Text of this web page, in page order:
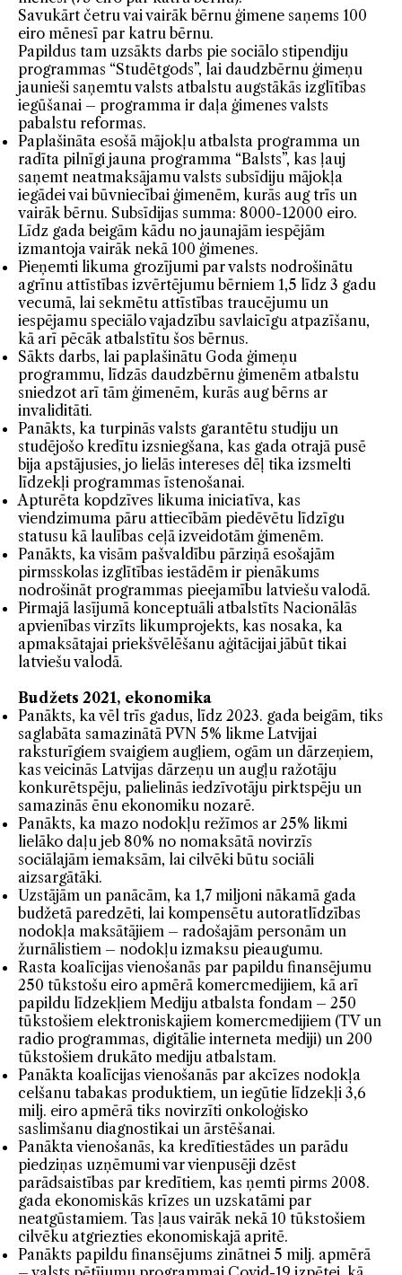
Savukārt četru vai vairāk bērnu ģimene saņems 100
eiro mēnesī par katru bērnu.
Papildus tam uzsākts darbs pie sociālo stipendiju
programmas “Studētgods”, lai daudzbērnu ģimeņu
jaunieši saņemtu valsts atbalstu augstākās izglītības
iegūšanai – programma ir daļa ģimenes valsts
pabalstu reformas.
Paplašināta esošā mājokļu atbalsta programma un
radīta pilnīgi jauna programma “Balsts”, kas ļauj
saņemt neatmaksājamu valsts subsīdiju mājokļa
iegādei vai būvniecībai ģimenēm, kurās aug trīs un
vairāk bērnu. Subsīdijas summa: 8000-12000 eiro.
Līdz gada beigām kādu no jaunajām iespējām
izmantoja vairāk nekā 100 ģimenes.
Pieņemti likuma grozījumi par valsts nodrošinātu
agrīnu attīstības izvērtējumu bērniem 1,5 līdz 3 gadu
vecumā, lai sekmētu attīstības traucējumu un
iespējamu speciālo vajadzību savlaicīgu atpazīšanu,
kā arī pēcāk atbalstītu šos bērnus.
Sākts darbs, lai paplašinātu Goda ģimeņu
programmu, līdzās daudzbērnu ģimenēm atbalstu
sniedzot arī tām ģimenēm, kurās aug bērns ar
invaliditāti.
Panākts, ka turpinās valsts garantētu studiju un
studējošo kredītu izsniegšana, kas gada otrajā pusē
bija apstājusies, jo lielās intereses dēļ tika izsmelti
līdzekļi programmas īstenošanai.
Apturēta kopdzīves likuma iniciatīva, kas
viendzimuma pāru attiecībām piedēvētu līdzīgu
statusu kā laulības ceļā izveidotām ģimenēm.
Panākts, ka visām pašvaldību pārziņā esošajām
pirmsskolas izglītības iestādēm ir pienākums
nodrošināt programmas pieejamību latviešu valodā.
Pirmajā lasījumā konceptuāli atbalstīts Nacionālās
apvienības virzīts likumprojekts, kas nosaka, ka
apmaksātajai priekšvēlēšanu aģitācijai jābūt tikai
latviešu valodā.
Budžets 2021, ekonomika
Panākts, ka vēl trīs gadus, līdz 2023. gada beigām, tiks
saglabāta samazinātā PVN 5% likme Latvijai
raksturīgiem svaigiem augļiem, ogām un dārzeņiem,
kas veicinās Latvijas dārzeņu un augļu ražotāju
konkurētspēju, palielinās iedzīvotāju pirktspēju un
samazinās ēnu ekonomiku nozarē.
Panākts, ka mazo nodokļu režīmos ar 25% likmi
lielāko daļu jeb 80% no nomaksātā novirzīs
sociālajām iemaksām, lai cilvēki būtu sociāli
aizsargātāki.
Uzstājām un panācām, ka 1,7 miljoni nākamā gada
budžetā paredzēti, lai kompensētu autoratlīdzības
nodokļa maksātājiem – radošajām personām un
žurnālistiem – nodokļu izmaksu pieaugumu.
Rasta koalīcijas vienošanās par papildu finansējumu
250 tūkstošu eiro apmērā komercmedijiem, kā arī
papildu līdzekļiem Mediju atbalsta fondam – 250
tūkstošiem elektroniskajiem komercmedijiem (TV un
radio programmas, digitālie interneta mediji) un 200
tūkstošiem drukāto mediju atbalstam.
Panākta koalīcijas vienošanās par akcīzes nodokļa
celšanu tabakas produktiem, un iegūtie līdzekļi 3,6
milj. eiro apmērā tiks novirzīti onkoloģisko
saslimšanu diagnostikai un ārstēšanai.
Panākta vienošanās, ka kredītiestādes un parādu
piedziņas uzņēmumi var vienpusēji dzēst
parādsaistības par kredītiem, kas ņemti pirms 2008.
gada ekonomiskās krīzes un uzskatāmi par
neatgūstamiem. Tas ļaus vairāk nekā 10 tūkstošiem
cilvēku atgriezties ekonomiskajā apritē.
Panākts papildu finansējums zinātnei 5 milj. apmērā